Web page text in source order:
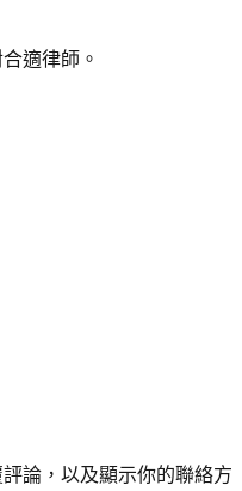
適律師。
論，以及顯示你的聯絡方